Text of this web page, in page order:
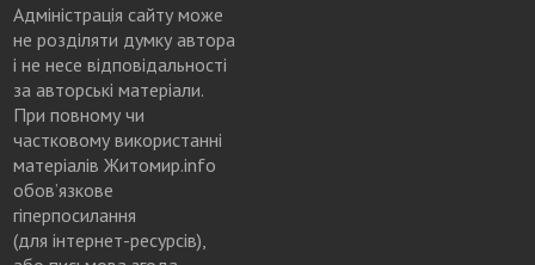
Адміністрація сайту може
не розділяти думку автора
і не несе відповідальності
за авторські матеріали.
При повному чи
частковому використанні
матеріалів Житомир.info
обов’язкове
гіперпосилання
(для інтернет-ресурсів),